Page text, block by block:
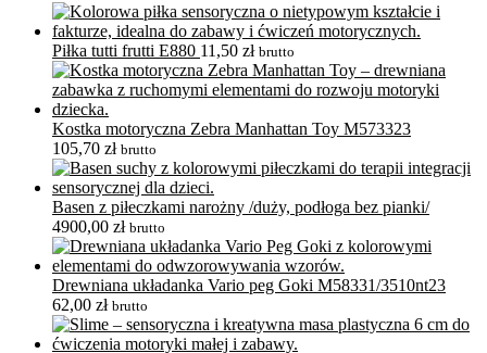
Piłka tutti frutti E880 11,50 zł brutto
Kostka motoryczna Zebra Manhattan Toy M573323
105,70 zł brutto
Basen z piłeczkami narożny /duży, podłoga bez pianki/
4900,00 zł brutto
Drewniana układanka Vario peg Goki M58331/3510nt23
62,00 zł brutto